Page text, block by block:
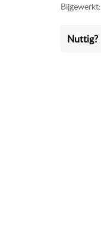
Bijgewerkt:
Nuttig?